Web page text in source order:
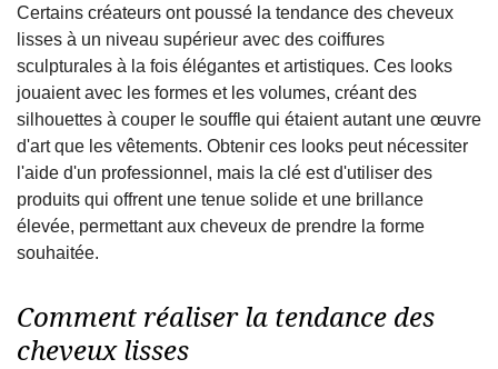
Certains créateurs ont poussé la tendance des cheveux
lisses à un niveau supérieur avec des coiffures
sculpturales à la fois élégantes et artistiques. Ces looks
jouaient avec les formes et les volumes, créant des
silhouettes à couper le souffle qui étaient autant une œuvre
d'art que les vêtements. Obtenir ces looks peut nécessiter
l'aide d'un professionnel, mais la clé est d'utiliser des
produits qui offrent une tenue solide et une brillance
élevée, permettant aux cheveux de prendre la forme
souhaitée.
Comment réaliser la tendance des
cheveux lisses